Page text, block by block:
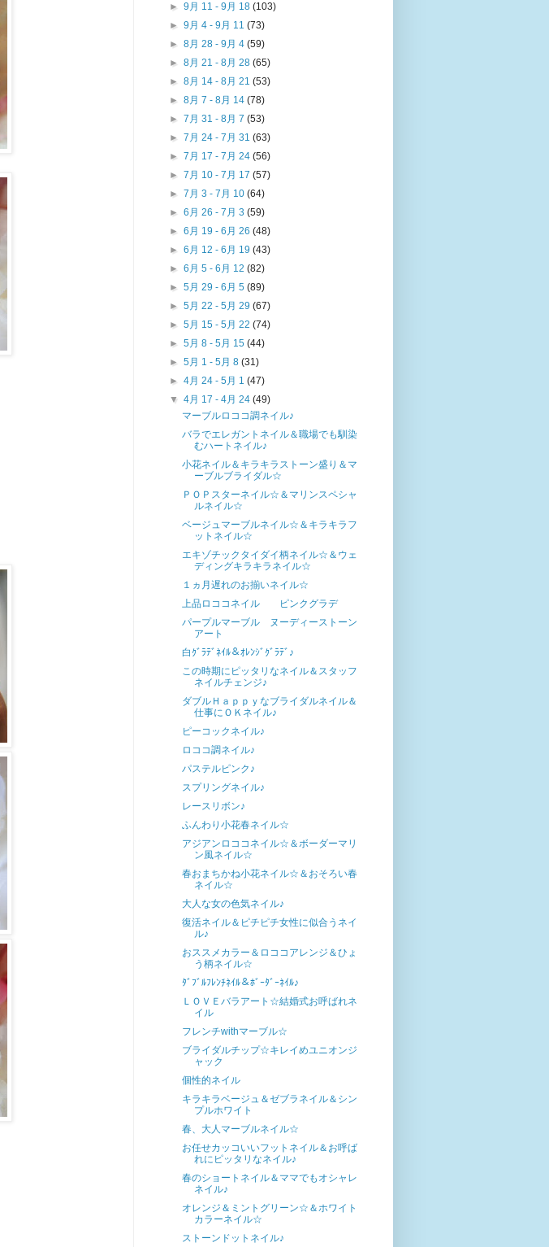
►9月 11 - 9月 18(103)
►9月 4 - 9月 11(73)
►8月 28 - 9月 4(59)
►8月 21 - 8月 28(65)
►8月 14 - 8月 21(53)
►8月 7 - 8月 14(78)
►7月 31 - 8月 7(53)
►7月 24 - 7月 31(63)
►7月 17 - 7月 24(56)
►7月 10 - 7月 17(57)
►7月 3 - 7月 10(64)
►6月 26 - 7月 3(59)
►6月 19 - 6月 26(48)
►6月 12 - 6月 19(43)
►6月 5 - 6月 12(82)
►5月 29 - 6月 5(89)
►5月 22 - 5月 29(67)
►5月 15 - 5月 22(74)
►5月 8 - 5月 15(44)
►5月 1 - 5月 8(31)
►4月 24 - 5月 1(47)
▼4月 17 - 4月 24(49)
マーブルロココ調ネイル♪
バラでエレガントネイル＆職場でも馴染
むハートネイル♪
小花ネイル＆キラキラストーン盛り＆マ
ーブルブライダル☆
ＰＯＰスターネイル☆＆マリンスペシャ
ルネイル☆
ベージュマーブルネイル☆＆キラキラフ
ットネイル☆
エキゾチックタイダイ柄ネイル☆＆ウェ
ディングキラキラネイル☆
１ヵ月遅れのお揃いネイル☆
上品ロココネイル ピンクグラデ
パープルマーブル ヌーディーストーン
アート
白ｸﾞﾗﾃﾞﾈｲﾙ＆ｵﾚﾝｼﾞｸﾞﾗﾃﾞ♪
この時期にピッタリなネイル＆スタッフ
ネイルチェンジ♪
ダブルＨａｐｐｙなブライダルネイル＆
仕事にＯＫネイル♪
ピーコックネイル♪
ロココ調ネイル♪
パステルピンク♪
スプリングネイル♪
レースリボン♪
ふんわり小花春ネイル☆
アジアンロココネイル☆＆ボーダーマリ
ン風ネイル☆
春おまちかね小花ネイル☆＆おそろい春
ネイル☆
大人な女の色気ネイル♪
復活ネイル＆ピチピチ女性に似合うネイ
ル♪
おススメカラー＆ロココアレンジ＆ひょ
う柄ネイル☆
ﾀﾞﾌﾞﾙﾌﾚﾝﾁﾈｲﾙ＆ﾎﾞｰﾀﾞｰﾈｲﾙ♪
ＬＯＶＥバラアート☆結婚式お呼ばれネ
イル
フレンチwithマーブル☆
ブライダルチップ☆キレイめユニオンジ
ャック
個性的ネイル
キラキラベージュ＆ゼブラネイル＆シン
プルホワイト
春、大人マーブルネイル☆
お任せカッコいいフットネイル＆お呼ば
れにピッタリなネイル♪
春のショートネイル＆ママでもオシャレ
ネイル♪
オレンジ＆ミントグリーン☆＆ホワイト
カラーネイル☆
ストーンドットネイル♪